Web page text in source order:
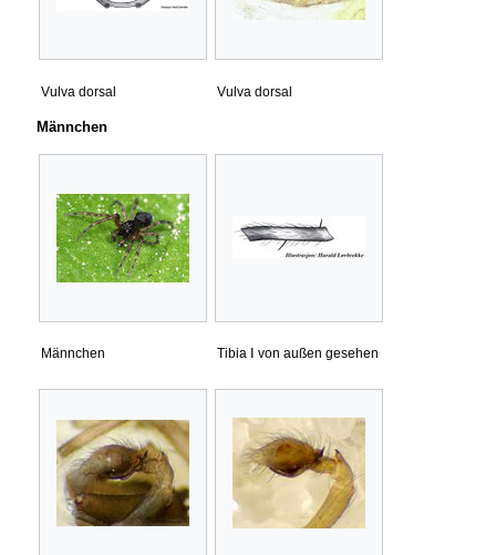
Vulva dorsal Vulva dorsal
Männchen
Männchen Tibia Ⅰ von außen gesehen